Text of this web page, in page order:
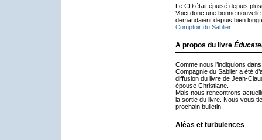
Le CD était épuisé depuis
Voici donc une bonne
demandaient depuis bien
Comptoir du Sablier
A propos du livre
Comme nous l’indiquions
Compagnie du Sablier a été
diffusion du livre de Jean-
épouse Christiane.
Mais nous rencontrons
la sortie du livre. Nous vous
prochain bulletin.
Aléas et turbulences